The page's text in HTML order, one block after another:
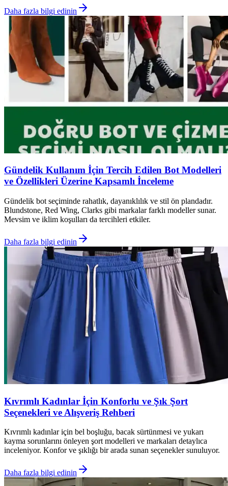
Daha fazla bilgi edinin
Gündelik Kullanım İçin Tercih Edilen Bot Modelleri
ve Özellikleri Üzerine Kapsamlı İnceleme
Gündelik bot seçiminde rahatlık, dayanıklılık ve stil ön plandadır.
Blundstone, Red Wing, Clarks gibi markalar farklı modeller sunar.
Mevsim ve iklim koşulları da tercihleri etkiler.
Daha fazla bilgi edinin
Kıvrımlı Kadınlar İçin Konforlu ve Şık Şort
Seçenekleri ve Alışveriş Rehberi
Kıvrımlı kadınlar için bel boşluğu, bacak sürtünmesi ve yukarı
kayma sorunlarını önleyen şort modelleri ve markaları detaylıca
inceleniyor. Konfor ve şıklığı bir arada sunan seçenekler sunuluyor.
Daha fazla bilgi edinin